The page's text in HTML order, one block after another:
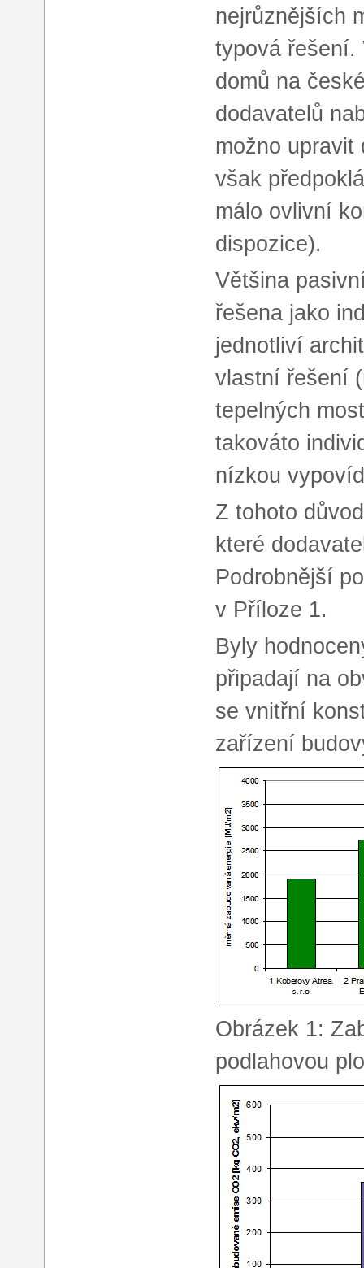
nejrůznějších
typová řešení.
domů na
dodavatelů
možno upravit
však
málo ovlivní
dispozice).
Většina
řešena jako
jednotliví
vlastní řešení
tepelných
takováto
nízkou
Z tohoto
které
Podrobnější
v Příloze 1.
Byly
připadají na
se vnitřní
zařízení
Obrázek 1:
podlahovou